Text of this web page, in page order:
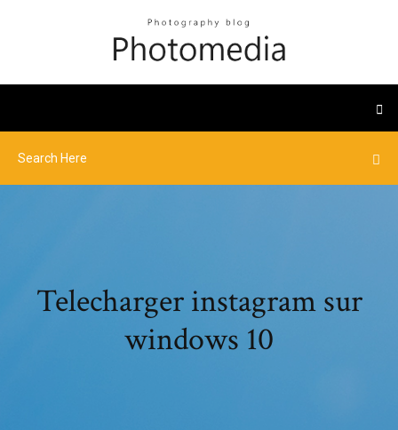
Telecharger instagram sur
windows 10